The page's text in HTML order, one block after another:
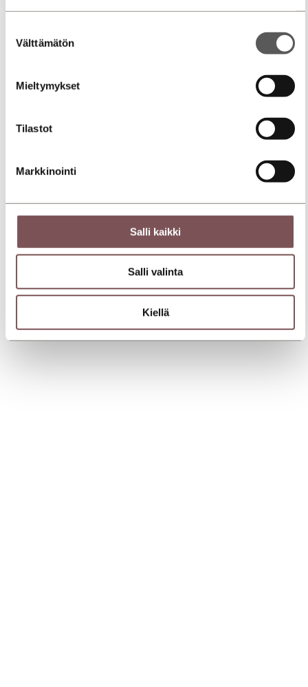
valinta
Välttämätön
Mieltymykset
Tilastot
Markkinointi
Salli kaikki
Salli valinta
Kiellä